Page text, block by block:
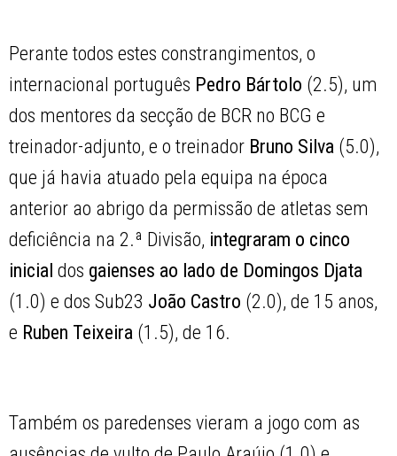
Perante todos estes constrangimentos, o
internacional português Pedro Bártolo (2.5), um
dos mentores da secção de BCR no BCG e
treinador-adjunto, e o treinador Bruno Silva (5.0),
que já havia atuado pela equipa na época
anterior ao abrigo da permissão de atletas sem
deficiência na 2.ª Divisão, integraram o cinco
inicial dos gaienses ao lado de Domingos Djata
(1.0) e dos Sub23 João Castro (2.0), de 15 anos,
e Ruben Teixeira (1.5), de 16.
Também os paredenses vieram a jogo com as